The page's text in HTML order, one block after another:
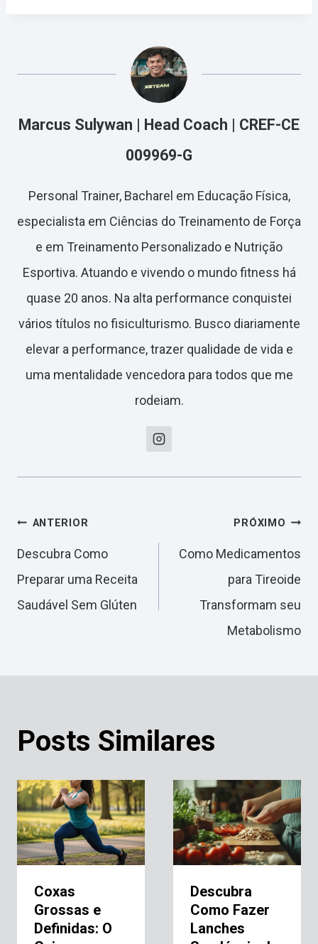
Marcus Sulywan | Head Coach | CREF-CE
009969-G
Personal Trainer, Bacharel em Educação Física,
especialista em Ciências do Treinamento de Força
e em Treinamento Personalizado e Nutrição
Esportiva. Atuando e vivendo o mundo fitness há
quase 20 anos. Na alta performance conquistei
vários títulos no fisiculturismo. Busco diariamente
elevar a performance, trazer qualidade de vida e
uma mentalidade vencedora para todos que me
rodeiam.
Navegação
de
Post
ANTERIOR
Descubra Como
Preparar uma Receita
Saudável Sem Glúten
PRÓXIMO
Como Medicamentos
para Tireoide
Transformam seu
Metabolismo
Posts Similares
Coxas
Grossas e
Definidas: O
Descubra
Como Fazer
Lanches